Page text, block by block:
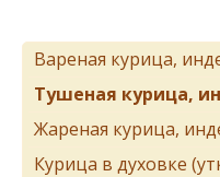
Вареная курица,
Тушеная курица,
Жареная курица,
Курица в духовке